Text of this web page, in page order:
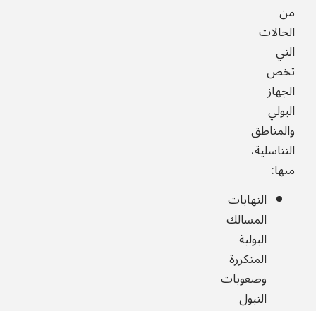
من
الحالات
التي
تخص
الجهاز
البولي
والمناطق
التناسلية،
منها:
التهابات
المسالك
البولية
المتكررة
وصعوبات
التبول